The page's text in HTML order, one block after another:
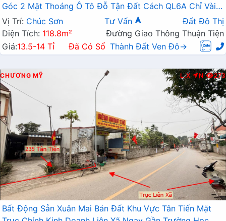
Góc 2 Mặt Thoáng Ô Tô Đỗ Tận Đất Cách QL6A Chỉ Vài
Bước Chân
Vị Trí: Chúc Sơn Tư Vấn
Đất Đô Thị
Diện Tích: 118.8m²
Đường Giao Thông Thuận Tiện
Giá:13.5-14 Tỉ Đã Có Sổ Thành Đất Ven Đô→
CHƯƠNG MỸ L.X N 273
Bất Động Sản Xuân Mai Bán Đất Khu Vực Tân Tiến Mặt